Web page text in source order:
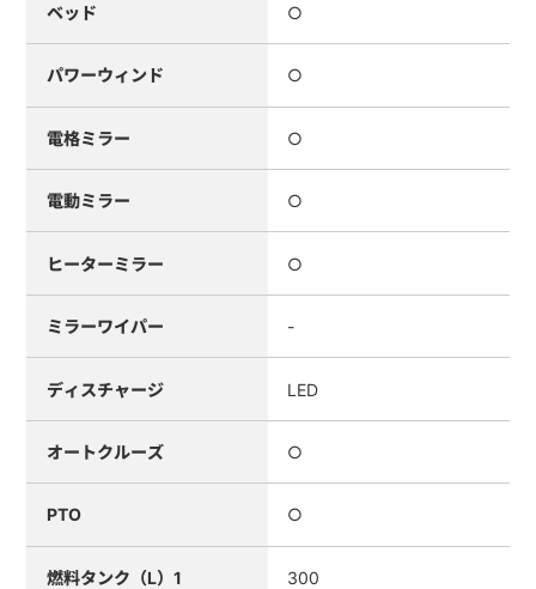
ベッド ○
パワーウィンド ○
電格ミラー ○
電動ミラー ○
ヒーターミラー ○
ミラーワイパー -
ディスチャージ LED
オートクルーズ ○
PTO ○
燃料タンク（L）1 300